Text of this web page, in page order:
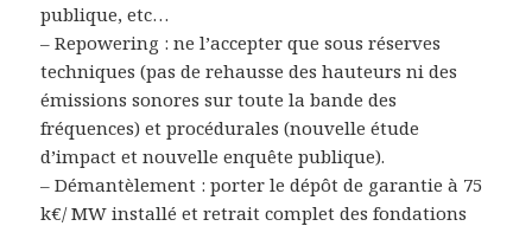
publique, etc…
– Repowering : ne l’accepter que sous réserves
techniques (pas de rehausse des hauteurs ni des
émissions sonores sur toute la bande des
fréquences) et procédurales (nouvelle étude
d’impact et nouvelle enquête publique).
– Démantèlement : porter le dépôt de garantie à 75
k€/ MW installé et retrait complet des fondations